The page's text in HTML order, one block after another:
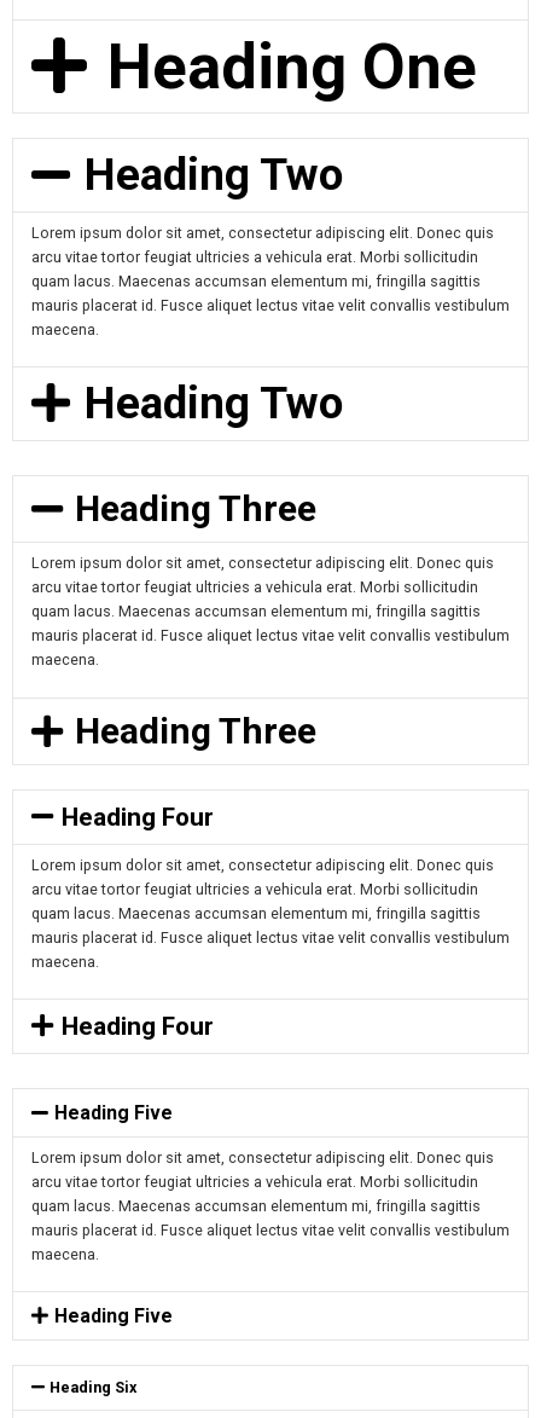
Heading One
Heading Two
Lorem ipsum dolor sit amet, consectetur adipiscing elit. Donec quis
arcu vitae tortor feugiat ultricies a vehicula erat. Morbi sollicitudin
quam lacus. Maecenas accumsan elementum mi, fringilla sagittis
mauris placerat id. Fusce aliquet lectus vitae velit convallis vestibulum
maecena.
Heading Two
Heading Three
Lorem ipsum dolor sit amet, consectetur adipiscing elit. Donec quis
arcu vitae tortor feugiat ultricies a vehicula erat. Morbi sollicitudin
quam lacus. Maecenas accumsan elementum mi, fringilla sagittis
mauris placerat id. Fusce aliquet lectus vitae velit convallis vestibulum
maecena.
Heading Three
Heading Four
Lorem ipsum dolor sit amet, consectetur adipiscing elit. Donec quis
arcu vitae tortor feugiat ultricies a vehicula erat. Morbi sollicitudin
quam lacus. Maecenas accumsan elementum mi, fringilla sagittis
mauris placerat id. Fusce aliquet lectus vitae velit convallis vestibulum
maecena.
Heading Four
Heading Five
Lorem ipsum dolor sit amet, consectetur adipiscing elit. Donec quis
arcu vitae tortor feugiat ultricies a vehicula erat. Morbi sollicitudin
quam lacus. Maecenas accumsan elementum mi, fringilla sagittis
mauris placerat id. Fusce aliquet lectus vitae velit convallis vestibulum
maecena.
Heading Five
Heading Six